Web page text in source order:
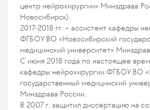
центр нейрохирургии» Минздрава
Новосибирск).
2017-2018 гг. – ассистент кафедры
ФГБОУ ВО «Новосибирский
медицинский университет»
С июня 2018 года по настоящее
кафедры нейрохирургии ФГБОУ ВО
государственный медицинский
Минздрава России.
В 2007 г. защитил диссертацию на